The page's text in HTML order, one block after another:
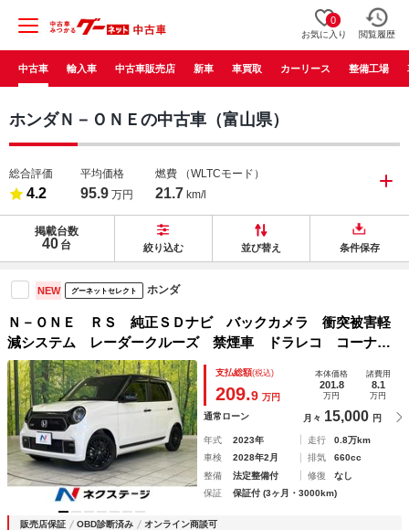
0
お気に入り 閲覧履歴
中古車 輸入車 中古車販売店 新車 車買取 カーリース 整備工場
ホンダＮ－ＯＮＥの中古車（富山県）
総合評価
4.2
平均価格
95.9 万円
燃費 （WLTCモード）
21.7 km/l
掲載台数
40 台 絞り込む 並び替え 条件保存
NEW グーネットセレクト ホンダ
Ｎ－ＯＮＥ ＲＳ 純正ＳＤナビ バックカメラ 衝突被害軽
減システム レーダークルーズ 禁煙車 ドラレコ コーナー
センサー スマートキー ＬＥＤヘッド ビルトインＥＴＣ
純正１５インチアルミ 車線逸脱警報 オートライト
支払総額(税込)
209.9 万円
本体価格
201.8
万円
諸費用
8.1
万円
通常ローン 月々 15,000 円
年式 2023年 走行
0.8万km
車検
2028年2月 排気
660cc
整備
法定整備付 修復
なし
保証
保証付 (3ヶ月・3000km)
販売店保証 OBD診断済み オンライン商談可